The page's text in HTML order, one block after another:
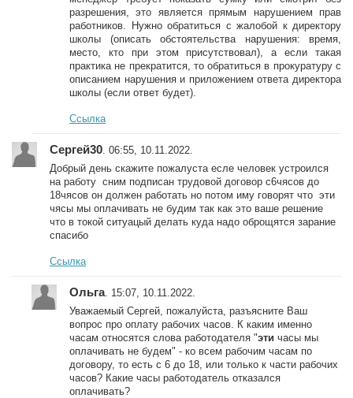
разрешения, это является прямым нарушением прав
работников. Нужно обратиться с жалобой к директору
школы (описать обстоятельства нарушения: время,
место, кто при этом присутствовал), а если такая
практика не прекратится, то обратиться в прокуратуру с
описанием нарушения и приложением ответа директора
школы (если ответ будет).
Ссылка
Сергей30 . 06:55, 10.11.2022.
Добрый день скажите пожалуста есле человек устроился
на работу сним подписан трудовой договор с6чясов до
18чясов он должен работать но потом иму говорят что эти
чясы мы оплачивать не будим так как это ваше решение
что в токой ситуацый делать куда надо оброщятся зарание
спасибо
Ссылка
Ольга. 15:07, 10.11.2022.
Уважаемый Сергей, пожалуйста, разъясните Ваш
вопрос про оплату рабочих часов. К каким именно
часам относятся слова работодателя "эти часы мы
оплачивать не будем" - ко всем рабочим часам по
договору, то есть с 6 до 18, или только к части рабочих
часов? Какие часы работодатель отказался
оплачивать?